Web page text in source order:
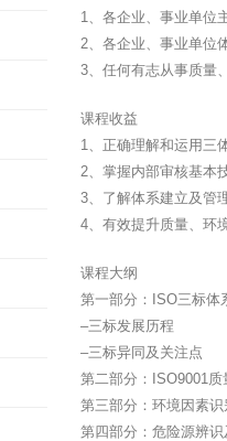
1、各企业、事业单位
2、各企业、事业单位
3、任何有志从事质量
课程收益
1、正确理解和运用三
2、掌握内部审核基本
3、了解体系建立及管
4、有效提升质量、环
课程大纲
第一部分：ISO三标体
–三标发展历程
–三标异同及关注点
第二部分：ISO9001
第三部分：环境因素
第四部分：危险源辨